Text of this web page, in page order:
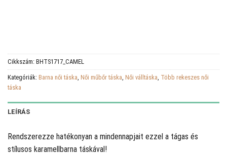
Cikkszám: BHTS1717_CAMEL
Kategóriák: Barna női táska, Női műbőr táska, Női válltáska, Több rekeszes női
táska
LEÍRÁS
Rendszerezze hatékonyan a mindennapjait ezzel a tágas és
stílusos karamellbarna táskával!